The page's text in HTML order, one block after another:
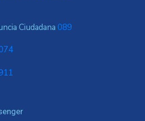
Ciudadana 089